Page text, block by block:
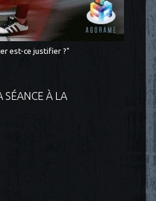
est-ce justifier ?"
SÉANCE À LA